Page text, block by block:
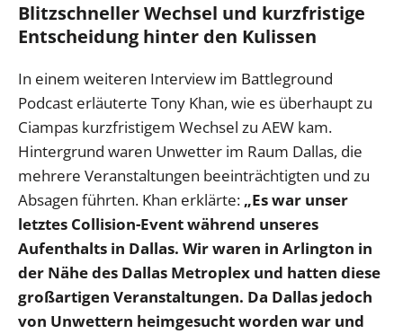
Blitzschneller Wechsel und kurzfristige
Entscheidung hinter den Kulissen
In einem weiteren Interview im Battleground
Podcast erläuterte Tony Khan, wie es überhaupt zu
Ciampas kurzfristigem Wechsel zu AEW kam.
Hintergrund waren Unwetter im Raum Dallas, die
mehrere Veranstaltungen beeinträchtigten und zu
Absagen führten. Khan erklärte: „Es war unser
letztes Collision-Event während unseres
Aufenthalts in Dallas. Wir waren in Arlington in
der Nähe des Dallas Metroplex und hatten diese
großartigen Veranstaltungen. Da Dallas jedoch
von Unwettern heimgesucht worden war und